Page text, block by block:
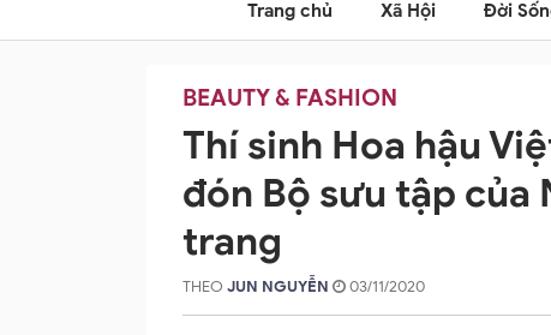
Trang chủ Xã Hội Đời
BEAUTY & FASHION
Thí sinh Hoa hậu
đón Bộ sưu tập của
trang
THEO JUN NGUYỄN 03/11/2020